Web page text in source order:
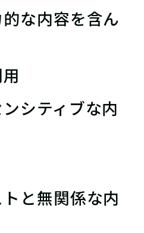
な内容を含ん
シティブな内
と無関係な内